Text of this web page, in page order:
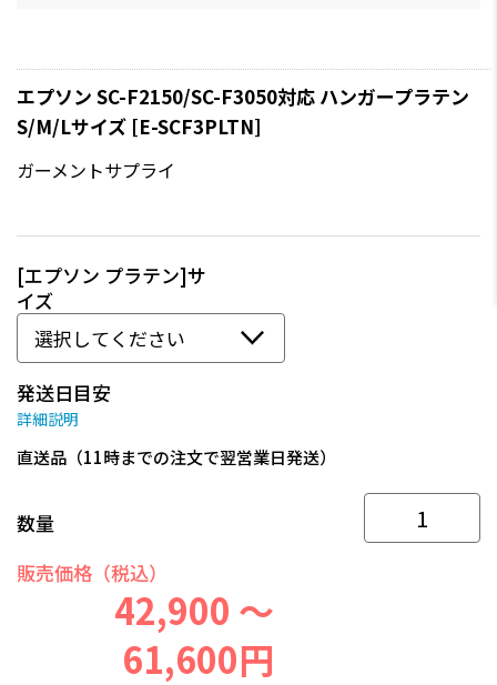
エプソン SC-F2150/SC-F3050対応 ハンガープラテン
S/M/Lサイズ [E-SCF3PLTN]
ガーメントサプライ
[エプソン プラテン]サ
イズ
発送日目安
詳細説明
直送品（11時までの注文で翌営業日発送）
数量
販売価格（税込）
42,900 ～
61,600円